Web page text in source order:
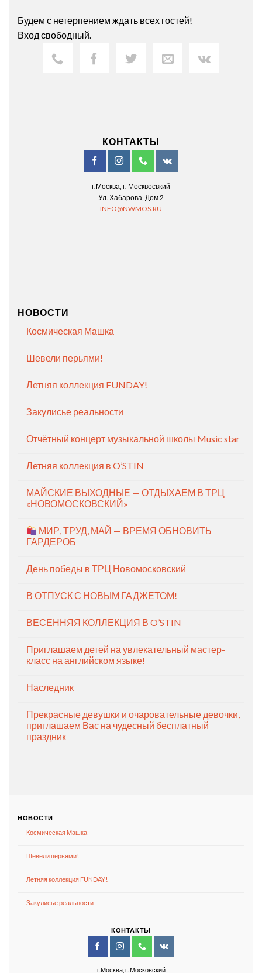
Будем с нетерпением ждать всех гостей!
Вход свободный.
КОНТАКТЫ
г.Москва, г. Москвосвкий
Ул. Хабарова, Дом 2
INFO@NWMOS.RU
НОВОСТИ
Космическая Машка
Шевели перьями!
Летняя коллекция FUNDAY!
Закулисье реальности
Отчётный концерт музыкальной школы Music star
Летняя коллекция в O’STIN
МАЙСКИЕ ВЫХОДНЫЕ — ОТДЫХАЕМ В ТРЦ
«НОВОМОСКОВСКИЙ»
МИР, ТРУД, МАЙ — ВРЕМЯ ОБНОВИТЬ
ГАРДЕРОБ
День победы в ТРЦ Новомосковский
В ОТПУСК С НОВЫМ ГАДЖЕТОМ!
ВЕСЕННЯЯ КОЛЛЕКЦИЯ В O’STIN
Приглашаем детей на увлекательный мастер-
класс на английском языке!
Наследник
Прекрасные девушки и очаровательные девочки,
приглашаем Вас на чудесный бесплатный
праздник
НОВОСТИ
Космическая Машка
Шевели перьями!
Летняя коллекция FUNDAY!
Закулисье реальности
КОНТАКТЫ
г.Москва, г. Московский